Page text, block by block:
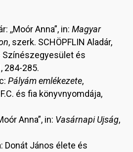
,,Moór Anna”, in: Magyar
, szerk. SCHÖPFLIN Aladár,
Színészegyesület és
284-285.
Pályám emlékezete,
és fia könyvnyomdája,
Anna”, in: Vasárnapi Ujság,
Donát János élete és